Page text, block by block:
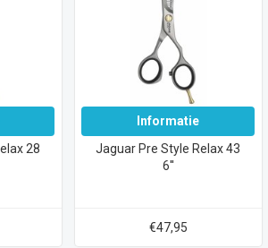
28
Informatie
Jaguar Pre Style Relax 43
6''
€47,95